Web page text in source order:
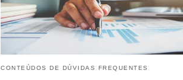
CONTEÚDOS DE DÚVIDAS FREQUENTES